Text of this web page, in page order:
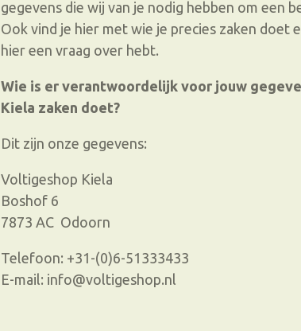
gegevens die wij van je nodig hebben om een
Ook vind je hier met wie je precies zaken doet
hier een vraag over hebt.
Wie is er verantwoordelijk voor jouw
Kiela zaken doet?
Dit zijn onze gegevens:
Voltigeshop Kiela
Boshof 6
7873 AC Odoorn
Telefoon: +31-(0)6-51333433
E-mail: info@voltigeshop.nl